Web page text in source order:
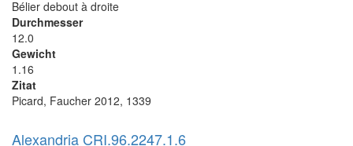
Bélier debout à droite
Durchmesser
12.0
Gewicht
1.16
Zitat
Picard, Faucher 2012, 1339
Alexandria CRI.96.2247.1.6